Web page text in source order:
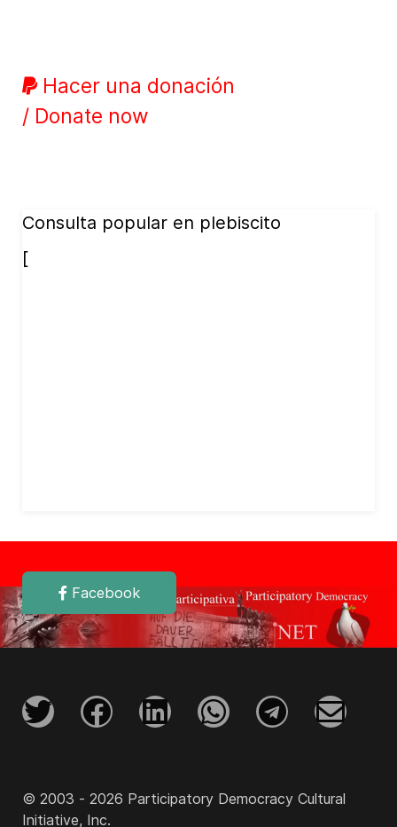
Hacer una donación
/ Donate now
Consulta popular en plebiscito
[
Facebook
© 2003 - 2026 Participatory Democracy Cultural
Initiative, Inc.